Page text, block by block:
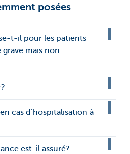
posées
t-il pour les patients
grave mais non
cas d’hospitalisation à
est-il assuré?